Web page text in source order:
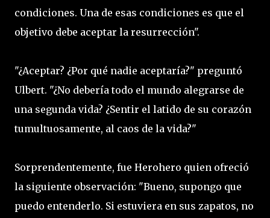
condiciones. Una de esas condiciones es que el
objetivo debe aceptar la resurrección".
"¿Aceptar? ¿Por qué nadie aceptaría?" preguntó
Ulbert. "¿No debería todo el mundo alegrarse de
una segunda vida? ¿Sentir el latido de su corazón
tumultuosamente, al caos de la vida?"
Sorprendentemente, fue Herohero quien ofreció
la siguiente observación: "Bueno, supongo que
puedo entenderlo. Si estuviera en sus zapatos, no